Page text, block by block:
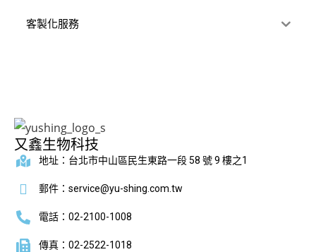
客製化服務
又鑫生物科技
地址：台北市中山區民生東路一段 58 號 9 樓之1
郵件：service@yu-shing.com.tw
電話：02-2100-1008
傳真：02-2522-1018